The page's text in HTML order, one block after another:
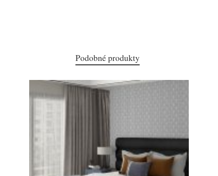
Podobné produkty